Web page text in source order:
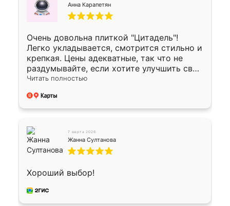
Анна Карапетян
Очень довольна плиткой "Цитадель"!
Легко укладывается, смотрится стильно и
крепкая. Цены адекватные, так что не
раздумывайте, если хотите улучшить свой
двор!
Читать полностью
7 марта 2026
Жанна Султанова
Хороший выбор!